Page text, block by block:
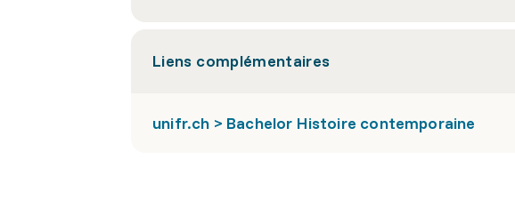
Liens complémentaires
unifr.ch > Bachelor Histoire contemporaine